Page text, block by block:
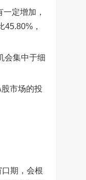
定增加，
，
会集中于细
市场的投
期，会根